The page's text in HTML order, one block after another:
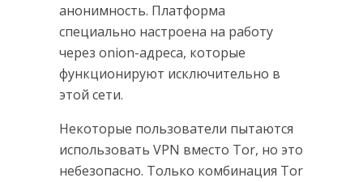
анонимность. Платформа
специально настроена на работу
через onion-адреса, которые
функционируют исключительно в
этой сети.
Некоторые пользователи пытаются
использовать VPN вместо Tor, но это
небезопасно. Только комбинация Tor